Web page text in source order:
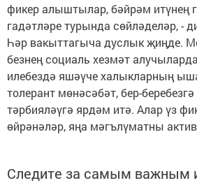
фикер алыштылар, бәйрәм итүнең
гадәтләре турында сөйләделәр, -
Һәр вакыттагыча дуслык җиңде.
безнең социаль хезмәт
илебездә яшәүче халыкларның
толерант мөнәсәбәт, бер-
тәрбияләүгә ярдәм итә. Алар үз
өйрәнәләр, яңа мәгълүматны
Следите за самым важным